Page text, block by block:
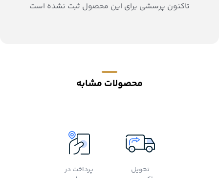
تاکنون پرسشی برای این محصول ثبت نشده است
محصولات مشابه
تحویل
پرداخت در